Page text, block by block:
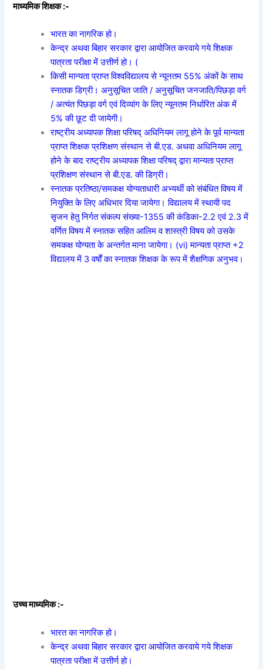
माध्यमिक शिक्षक :-
भारत का नागरिक हो।
केन्द्र अथवा बिहार सरकार द्वारा आयोजित करवाये गये शिक्षक
पात्रता परीक्षा में उत्तीर्ण हो। (
किसी मान्यता प्राप्त विश्वविद्यालय से न्यूनतम 55% अंकों के साथ
स्नातक डिग्री। अनुसूचित जाति / अनुसूचित जनजाति/पिछड़ा वर्ग
/ अत्यंत पिछड़ा वर्ग एवं दिव्यांग के लिए न्यूनतम निर्धारित अंक में
5% की छूट दी जायेगी।
राष्ट्रीय अध्यापक शिक्षा परिषद् अधिनियम लागू होने के पूर्व मान्यता
प्राप्त शिक्षक प्रशिक्षण संस्थान से बी.एड. अथवा अधिनियम लागू
होने के बाद राष्ट्रीय अध्यापक शिक्षा परिषद् द्वारा मान्यता प्राप्त
प्रशिक्षण संस्थान से बी.एड. की डिग्री।
स्नातक प्रतिष्ठा/समकक्ष योग्यताधारी अभ्यर्थी को संबंधित विषय में
नियुक्ति के लिए अधिभार दिया जायेगा। विद्यालय में स्थायी पद
सृजन हेतु निर्गत संकल्प संख्या-1355 की कंडिका-2.2 एवं 2.3 में
वर्णित विषय में स्नातक सहित आलिम व शास्त्री विषय को उसके
समकक्ष योग्यता के अन्तर्गत माना जायेगा। (vi) मान्यता प्राप्त +2
विद्यालय में 3 वर्षों का स्नातक शिक्षक के रूप में शैक्षणिक अनुभव।
उच्च माध्यमिक :-
भारत का नागरिक हो।
केन्द्र अथवा बिहार सरकार द्वारा आयोजित करवाये गये शिक्षक
पात्रता परीक्षा में उत्तीर्ण हो।